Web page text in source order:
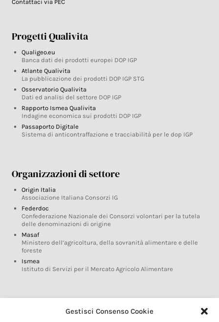
Gestisci Consenso Cookie
Contattaci via PEC
Progetti Qualivita
Qualigeo.eu
Banca dati dei prodotti europei DOP IGP
Atlante Qualivita
La pubblicazione dei prodotti DOP IGP STG
Osservatorio Qualivita
Dati ed analisi del settore DOP IGP
Rapporto Ismea Qualivita
Indagine economica sui prodotti DOP IGP
Passaporto Digitale
Sistema di anticontraffazione e tracciabilità per le dop IGP
Organizzazioni di settore
Origin Italia
Associazione Italiana Consorzi IG
Federdoc
Confederazione Nazionale dei Consorzi volontari per la tutela
delle denominazioni di origine
Masaf
Ministero dell’agricoltura, della sovranità alimentare e delle
foreste
Ismea
Istituto di Servizi per il Mercato Agricolo Alimentare
Glossario DOP IGP